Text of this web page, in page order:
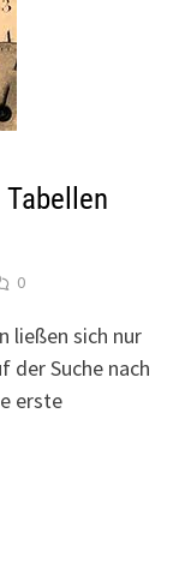
0
ließen sich nur
der Suche nach
erste